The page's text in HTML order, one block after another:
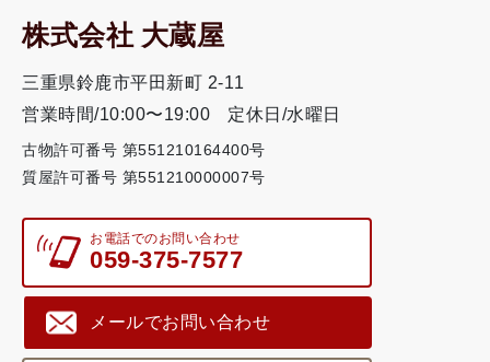
株式会社 大蔵屋
三重県鈴鹿市平田新町 2-11
営業時間/10:00〜19:00
定休日/水曜日
古物許可番号 第551210164400号
質屋許可番号 第551210000007号
お電話でのお問い合わせ
059-375-7577
メールでお問い合わせ